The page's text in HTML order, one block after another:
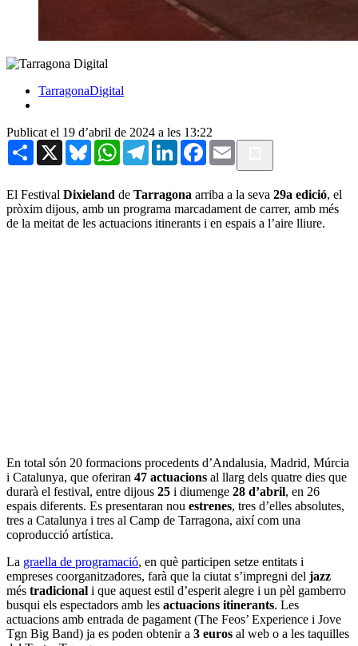
TarragonaDigital
Publicat el 19 d’abril de 2024 a les 13:22
Share X BlueskyWhatsAppTelegramLinkedInFacebook
Email
El Festival Dixieland de Tarragona arriba a la seva 29a edició, el
pròxim dijous, amb un programa marcadament de carrer, amb més
de la meitat de les actuacions itinerants i en espais a l’aire lliure.
En total són 20 formacions procedents d’Andalusia, Madrid, Múrcia
i Catalunya, que oferiran 47 actuacions al llarg dels quatre dies que
durarà el festival, entre dijous 25 i diumenge 28 d’abril, en 26
espais diferents. Es presentaran nou estrenes, tres d’elles absolutes,
tres a Catalunya i tres al Camp de Tarragona, així com una
coproducció artística.
La graella de programació, en què participen setze entitats i
empreses coorganitzadores, farà que la ciutat s’impregni del jazz
més tradicional i que aquest estil d’esperit alegre i un pèl gamberro
busqui els espectadors amb les actuacions itinerants. Les
actuacions amb entrada de pagament (The Feos’ Experience i Jove
Tgn Big Band) ja es poden obtenir a 3 euros al web o a les taquilles